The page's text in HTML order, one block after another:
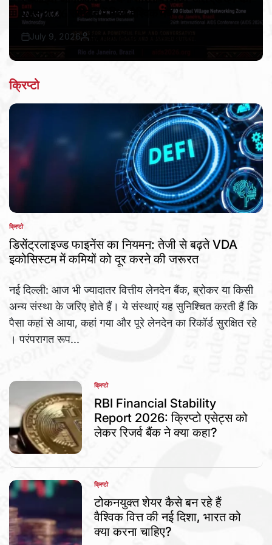
एड्स 2026 सम्मेलन में मिला वैश्विक मंच
Post
July 9, 2026
By:
क्रिप्टो
POSTED
IN
क्रिप्टो
डिसेंट्रलाइज्ड फाइनेंस का नियमन: तेजी से बढ़ते VDA
इकोसिस्टम में कमियों को दूर करने की जरूरत
नई दिल्ली: आज भी ज्यादातर वित्तीय लेनदेन बैंक, ब्रोकर या किसी
अन्य संस्था के जरिए होते हैं। ये संस्थाएं यह सुनिश्चित करती हैं कि
पैसा कहां से आया, कहां गया और पूरे लेनदेन का रिकॉर्ड सुरक्षित रहे
। परंपरागत रूप...
POSTED
IN
क्रिप्टो
RBI Financial Stability
Report 2026: क्रिप्टो एसेट्स को
लेकर रिजर्व बैंक ने क्या कहा?
POSTED
IN
क्रिप्टो
टोकनयुक्त शेयर कैसे बन रहे हैं
वैश्विक वित्त की नई दिशा, भारत को
क्या करना चाहिए?